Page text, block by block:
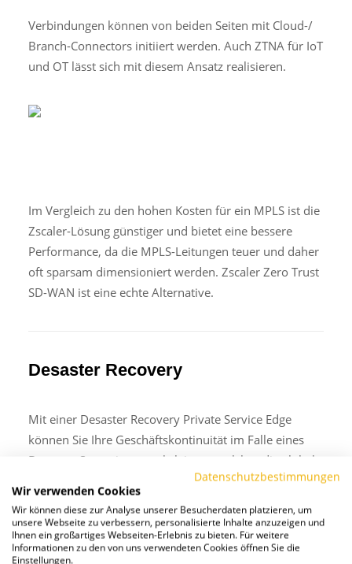
Verbindungen können von beiden Seiten mit Cloud-/
Branch-Connectors initiiert werden. Auch ZTNA für IoT
und OT lässt sich mit diesem Ansatz realisieren.
Im Vergleich zu den hohen Kosten für ein MPLS ist die
Zscaler-Lösung günstiger und bietet eine bessere
Performance, da die MPLS-Leitungen teuer und daher
oft sparsam dimensioniert werden. Zscaler Zero Trust
SD-WAN ist eine echte Alternative.
Desaster Recovery
Mit einer Desaster Recovery Private Service Edge
können Sie Ihre Geschäftskontinuität im Falle eines
Desaster-Szenarios gewährleisten, welches die globale
Zscaler Cloud-Infrastruktur beeinträchtigt.
Die Private Service Edge wird in Ihrem Firmennetz
platziert und die Notfallkonfiguration wird vorgängig
über das Admin-Portal vorgenommen.
Datenschutzbestimmungen
Wir verwenden Cookies
Wir können diese zur Analyse unserer Besucherdaten platzieren, um
unsere Webseite zu verbessern, personalisierte Inhalte anzuzeigen und
Ihnen ein großartiges Webseiten-Erlebnis zu bieten. Für weitere
Informationen zu den von uns verwendeten Cookies öffnen Sie die
Einstellungen.